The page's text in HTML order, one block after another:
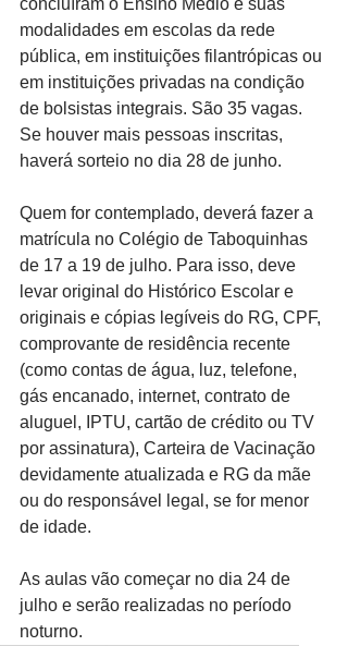
concluíram o Ensino Médio e suas
modalidades em escolas da rede
pública, em instituições filantrópicas ou
em instituições privadas na condição
de bolsistas integrais. São 35 vagas.
Se houver mais pessoas inscritas,
haverá sorteio no dia 28 de junho.
Quem for contemplado, deverá fazer a
matrícula no Colégio de Taboquinhas
de 17 a 19 de julho. Para isso, deve
levar original do Histórico Escolar e
originais e cópias legíveis do RG, CPF,
comprovante de residência recente
(como contas de água, luz, telefone,
gás encanado, internet, contrato de
aluguel, IPTU, cartão de crédito ou TV
por assinatura), Carteira de Vacinação
devidamente atualizada e RG da mãe
ou do responsável legal, se for menor
de idade.
As aulas vão começar no dia 24 de
julho e serão realizadas no período
noturno.